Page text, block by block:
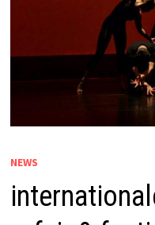
NEWS